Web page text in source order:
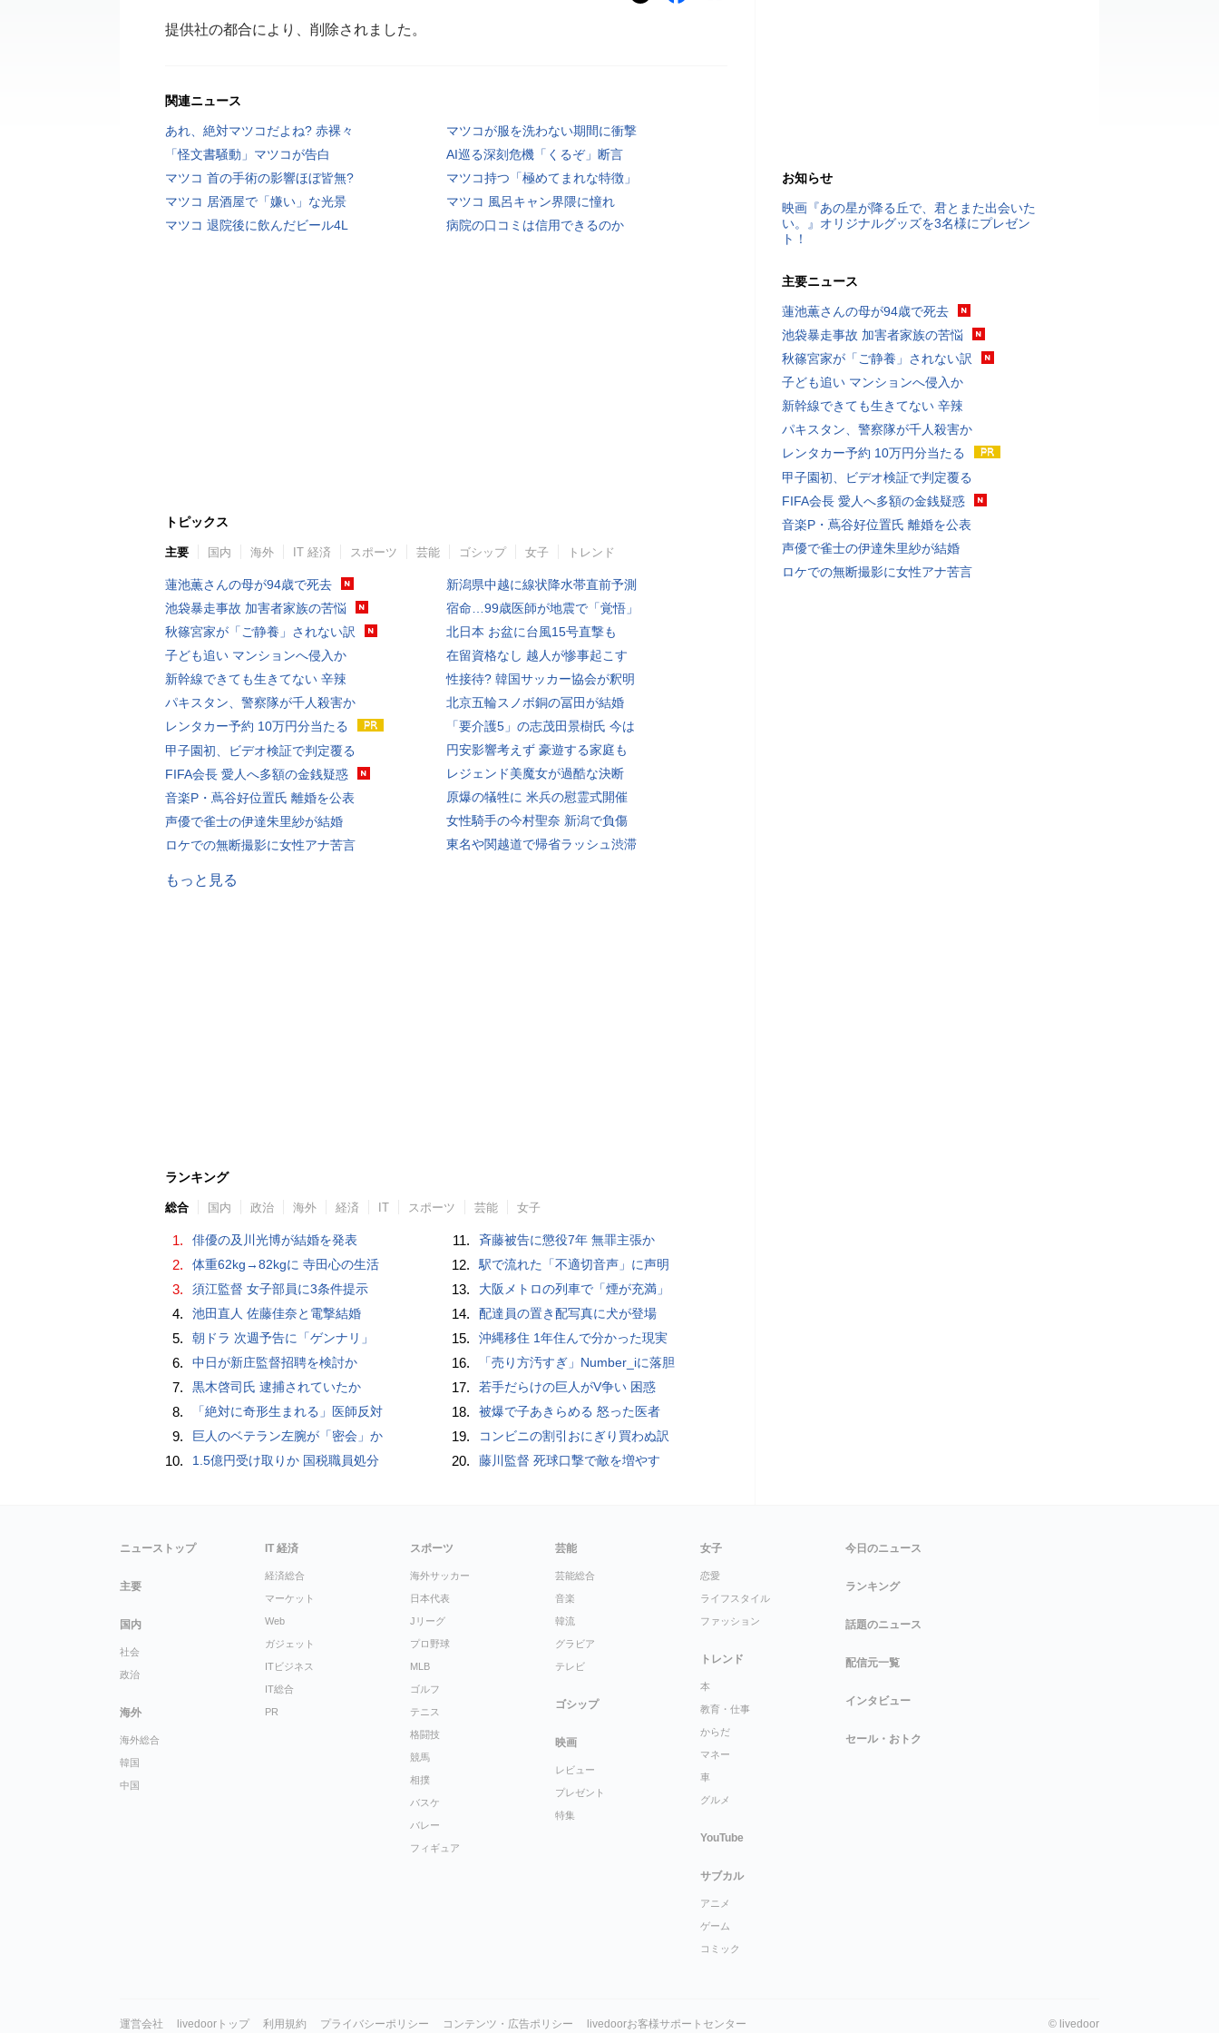
提供社の都合により、削除されました。
関連ニュース
あれ、絶対マツコだよね? 赤裸々
マツコが服を洗わない期間に衝撃
「怪文書騒動」マツコが告白
AI巡る深刻危機「くるぞ」断言
マツコ 首の手術の影響ほぼ皆無?
マツコ持つ「極めてまれな特徴」
マツコ 居酒屋で「嫌い」な光景
マツコ 風呂キャン界隈に憧れ
マツコ 退院後に飲んだビール4L
病院の口コミは信用できるのか
トピックス
主要 国内 海外 IT 経済 スポーツ 芸能 ゴシップ 女子 トレンド
蓮池薫さんの母が94歳で死去
池袋暴走事故 加害者家族の苦悩
秋篠宮家が「ご静養」されない訳
子ども追い マンションへ侵入か
新幹線できても生きてない 辛辣
パキスタン、警察隊が千人殺害か
レンタカー予約 10万円分当たる
甲子園初、ビデオ検証で判定覆る
FIFA会長 愛人へ多額の金銭疑惑
音楽P・蔦谷好位置氏 離婚を公表
声優で雀士の伊達朱里紗が結婚
ロケでの無断撮影に女性アナ苦言
新潟県中越に線状降水帯直前予測
宿命…99歳医師が地震で「覚悟」
北日本 お盆に台風15号直撃も
在留資格なし 越人が惨事起こす
性接待? 韓国サッカー協会が釈明
北京五輪スノボ銅の冨田が結婚
「要介護5」の志茂田景樹氏 今は
円安影響考えず 豪遊する家庭も
レジェンド美魔女が過酷な決断
原爆の犠牲に 米兵の慰霊式開催
女性騎手の今村聖奈 新潟で負傷
東名や関越道で帰省ラッシュ渋滞
もっと見る
ランキング
総合 国内 政治 海外 経済 IT スポーツ 芸能 女子
1. 俳優の及川光博が結婚を発表
2. 体重62kg→82kgに 寺田心の生活
3. 須江監督 女子部員に3条件提示
4. 池田直人 佐藤佳奈と電撃結婚
5. 朝ドラ 次週予告に「ゲンナリ」
6. 中日が新庄監督招聘を検討か
7. 黒木啓司氏 逮捕されていたか
8. 「絶対に奇形生まれる」医師反対
9. 巨人のベテラン左腕が「密会」か
10. 1.5億円受け取りか 国税職員処分
11. 斉藤被告に懲役7年 無罪主張か
12. 駅で流れた「不適切音声」に声明
13. 大阪メトロの列車で「煙が充満」
14. 配達員の置き配写真に犬が登場
15. 沖縄移住 1年住んで分かった現実
16. 「売り方汚すぎ」Number_iに落胆
17. 若手だらけの巨人がV争い 困惑
18. 被爆で子あきらめる 怒った医者
19. コンビニの割引おにぎり買わぬ訳
20. 藤川監督 死球口撃で敵を増やす
お知らせ
映画『あの星が降る丘で、君とまた出会いた
い。』オリジナルグッズを3名様にプレゼン
ト！
主要ニュース
蓮池薫さんの母が94歳で死去
池袋暴走事故 加害者家族の苦悩
秋篠宮家が「ご静養」されない訳
子ども追い マンションへ侵入か
新幹線できても生きてない 辛辣
パキスタン、警察隊が千人殺害か
レンタカー予約 10万円分当たる
甲子園初、ビデオ検証で判定覆る
FIFA会長 愛人へ多額の金銭疑惑
音楽P・蔦谷好位置氏 離婚を公表
声優で雀士の伊達朱里紗が結婚
ロケでの無断撮影に女性アナ苦言
ニューストップ
主要
国内
社会
政治
海外
海外総合
韓国
中国
IT 経済
経済総合
マーケット
Web
ガジェット
ITビジネス
IT総合
PR
スポーツ
海外サッカー
日本代表
Jリーグ
プロ野球
MLB
ゴルフ
テニス
格闘技
競馬
相撲
バスケ
バレー
フィギュア
芸能
芸能総合
音楽
韓流
グラビア
テレビ
ゴシップ
映画
レビュー
プレゼント
特集
女子
恋愛
ライフスタイル
ファッション
トレンド
本
教育・仕事
からだ
マネー
車
グルメ
YouTube
サブカル
アニメ
ゲーム
コミック
今日のニュース
ランキング
話題のニュース
配信元一覧
インタビュー
セール・おトク
運営会社 livedoorトップ 利用規約 プライバシーポリシー コンテンツ・広告ポリシー livedoorお客様サポートセンター © livedoor